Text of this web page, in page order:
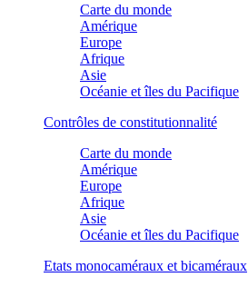
Carte du monde
Amérique
Europe
Afrique
Asie
Océanie et îles du Pacifique
Contrôles de constitutionnalité
Carte du monde
Amérique
Europe
Afrique
Asie
Océanie et îles du Pacifique
Etats monocaméraux et bicaméraux